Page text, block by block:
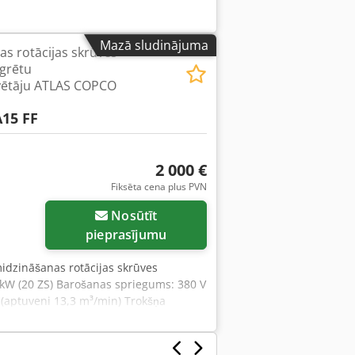
Mazā sludinājuma
rotācijas skrūves
ATLAS COPCO
FF
2 000 €
Fiksēta cena plus PVN
pieprasījumu
rotācijas skrūves
(20 ZS) Barošanas spriegums: 380 V
13,3 m³/min) Trokšņa
× 1 400 mm Svars: 450 kg
Jā Vadības sistēma: